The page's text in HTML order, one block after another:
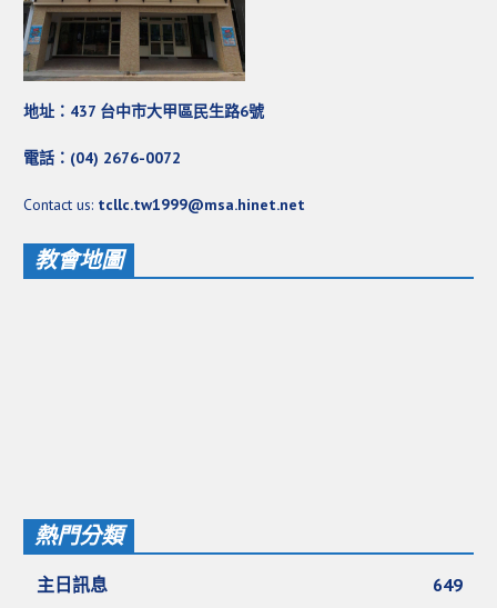
信望愛全球資訊網
蒲公英希望基金會
好消息衛星電視台
作伙來聽上帝的話
地址：437 台中市大甲區民生路6號
電話：(04) 2676-0072
Contact us: tcllc.tw1999@msa.hinet.net
教會地圖
熱門分類
主日訊息 649